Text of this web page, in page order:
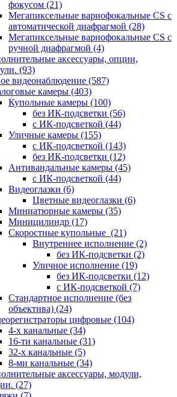
фокусом (21)
Мегапиксельные вариофокальные CS c
автоматической диафрагмой (28)
Мегапиксельные вариофокальные CS c
ручной диафрагмой (4)
аксессуары, опции,
(93)
видеонаблюдение (587)
камеры (403)
Купольные камеры (100)
без ИК-подсветки (56)
с ИК-подсветкой (44)
Уличные камеры (155)
с ИК-подсветкой (143)
без ИК-подсветки (12)
Антивандальные камеры (45)
с ИК-подсветкой (44)
Видеоглазки (6)
Цветные видеоглазки (6)
Миниатюрные камеры (35)
Миницилиндр (17)
Скоростные купольные (21)
Внутреннее исполнение (2)
без ИК-подсветки (2)
Уличное исполнение (19)
без ИК-подсветки (12)
с ИК-подсветкой (7)
Стандартное исполнение (без
объектива) (24)
цифровые (104)
4-х канальные (34)
16-ти канальные (31)
32-х канальные (5)
8-ми канальные (34)
аксессуары, модули,
(27)